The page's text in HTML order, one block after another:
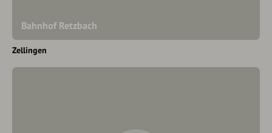
Bahnhof Retzbach
Zellingen